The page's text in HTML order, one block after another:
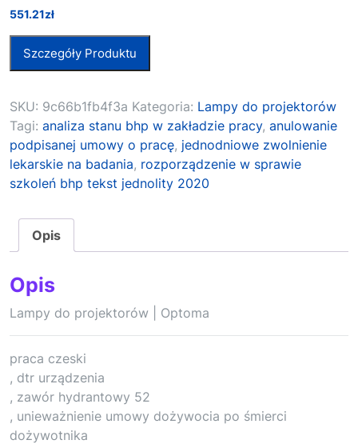
551.21zł
Szczegóły Produktu
SKU: 9c66b1fb4f3a Kategoria: Lampy do projektorów
Tagi: analiza stanu bhp w zakładzie pracy, anulowanie
podpisanej umowy o pracę, jednodniowe zwolnienie
lekarskie na badania, rozporządzenie w sprawie
szkoleń bhp tekst jednolity 2020
Opis
Opis
Lampy do projektorów | Optoma
praca czeski
, dtr urządzenia
, zawór hydrantowy 52
, unieważnienie umowy dożywocia po śmierci
dożywotnika